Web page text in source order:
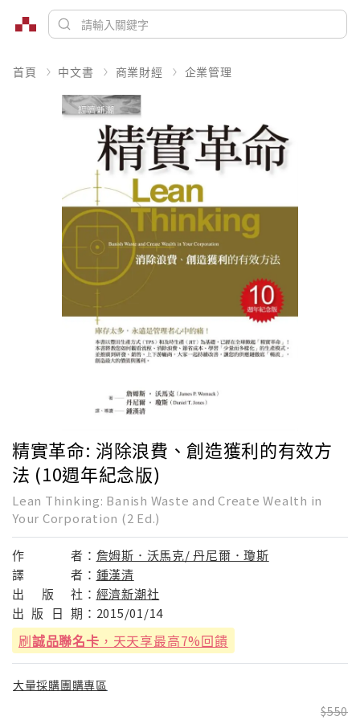
首頁 中文書 商業財經 企業管理
精實革命: 消除浪費、創造獲利的有效方
法 (10週年紀念版)
Lean Thinking: Banish Waste and Create Wealth in
Your Corporation (2 Ed.)
作 者： 詹姆斯．沃馬克/ 丹尼爾．瓊斯
譯
者： 鍾漢清
出
版 社： 經濟新潮社
出 版 日 期： 2015/01/14
刷誠品聯名卡 ，天天享最高7%回饋
大量採購團購專區
550